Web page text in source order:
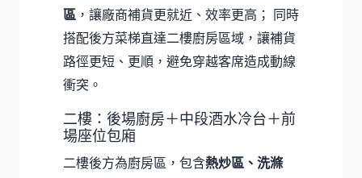
區 ，讓廠商補貨更就近、效率更高； 同時
搭配後方菜梯直達二樓廚房區域，讓補貨
路徑更短、更順，避免穿越客席造成動線
衝突。
二樓：後場廚房＋中段酒水冷台＋前
場座位包廂
二樓後方為廚房區，包含熱炒區、洗滌